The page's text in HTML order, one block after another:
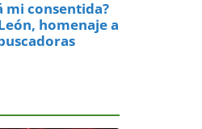
mi consentida?
homenaje a